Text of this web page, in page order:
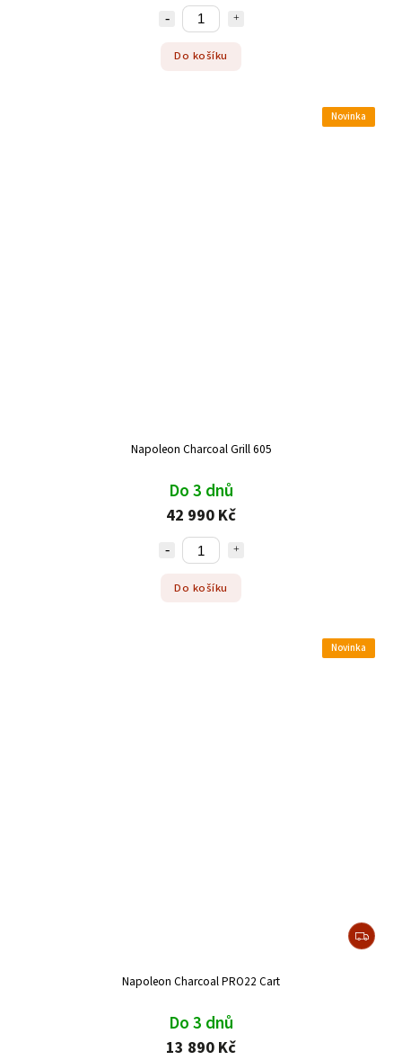
Do košíku
Novinka
Napoleon Charcoal Grill 605
Do 3 dnů
42 990 Kč
Do košíku
Novinka
Napoleon Charcoal PRO22 Cart
Do 3 dnů
13 890 Kč